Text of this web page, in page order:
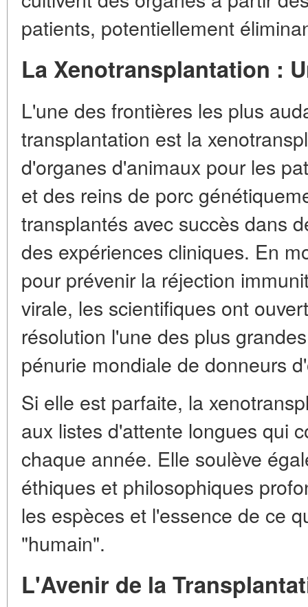
patients, potentiellement
La Xenotransplantation :
L'une des frontières les plus
transplantation est la
d'organes d'animaux pour les
et des reins de porc
transplantés avec succès dans
des expériences cliniques. En
pour prévenir la réjection
virale, les scientifiques ont
résolution l'une des plus
pénurie mondiale de donneurs
Si elle est parfaite, la
aux listes d'attente longues qui
chaque année. Elle soulève
éthiques et philosophiques
les espèces et l'essence de ce
"humain".
L'Avenir de la